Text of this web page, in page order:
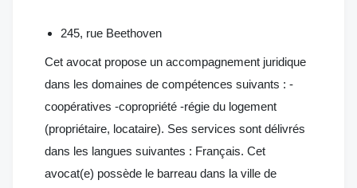
245, rue Beethoven
Cet avocat propose un accompagnement juridique
dans les domaines de compétences suivants : -
coopératives -copropriété -régie du logement
(propriétaire, locataire). Ses services sont délivrés
dans les langues suivantes : Français. Cet
avocat(e) possède le barreau dans la ville de